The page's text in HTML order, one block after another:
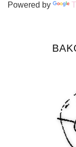
Powered by